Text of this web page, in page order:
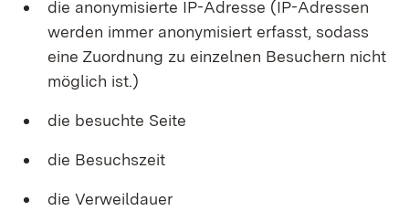
die anonymisierte IP-Adresse (IP-Adressen
werden immer anonymisiert erfasst, sodass
eine Zuordnung zu einzelnen Besuchern nicht
möglich ist.)
die besuchte Seite
die Besuchszeit
die Verweildauer